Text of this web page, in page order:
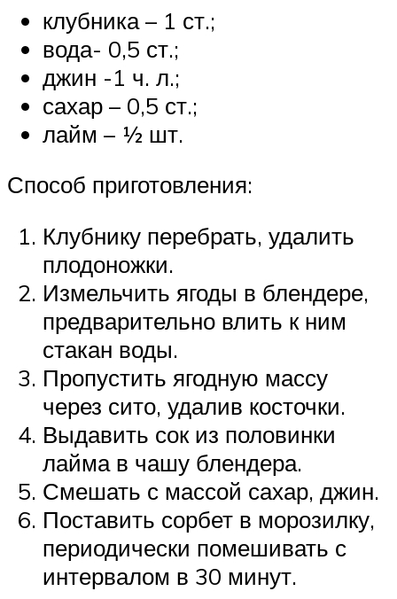
клубника – 1 ст.;
вода- 0,5 ст.;
джин -1 ч. л.;
сахар – 0,5 ст.;
лайм – ½ шт.
Способ приготовления:
Клубнику перебрать, удалить
плодоножки.
Измельчить ягоды в блендере,
предварительно влить к ним
стакан воды.
Пропустить ягодную массу
через сито, удалив косточки.
Выдавить сок из половинки
лайма в чашу блендера.
Смешать с массой сахар, джин.
Поставить сорбет в морозилку,
периодически помешивать с
интервалом в 30 минут.